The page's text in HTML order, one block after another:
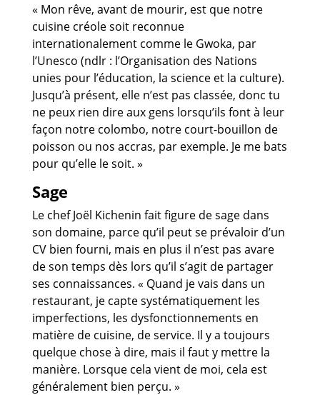
« Mon rêve, avant de mourir, est que notre
cuisine créole soit reconnue
internationalement comme le Gwoka, par
l’Unesco (ndlr : l’Organisation des Nations
unies pour l’éducation, la science et la culture).
Jusqu’à présent, elle n’est pas classée, donc tu
ne peux rien dire aux gens lorsqu’ils font à leur
façon notre colombo, notre court-bouillon de
poisson ou nos accras, par exemple. Je me bats
pour qu’elle le soit. »
Sage
Le chef Joël Kichenin fait figure de sage dans
son domaine, parce qu’il peut se prévaloir d’un
CV bien fourni, mais en plus il n’est pas avare
de son temps dès lors qu’il s’agit de partager
ses connaissances. « Quand je vais dans un
restaurant, je capte systématiquement les
imperfections, les dysfonctionnements en
matière de cuisine, de service. Il y a toujours
quelque chose à dire, mais il faut y mettre la
manière. Lorsque cela vient de moi, cela est
généralement bien perçu. »